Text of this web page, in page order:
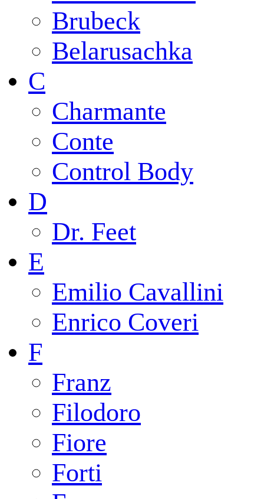
Brubeck
Belarusachka
C
Charmante
Conte
Control Body
D
Dr. Feet
E
Emilio Cavallini
Enrico Coveri
F
Franz
Filodoro
Fiore
Forti